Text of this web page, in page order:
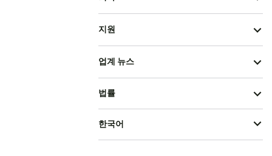
지원
업계 뉴스
법률
한국어